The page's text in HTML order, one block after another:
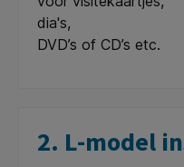
dia's,
DVD’s of CD’s etc.
2. L-model